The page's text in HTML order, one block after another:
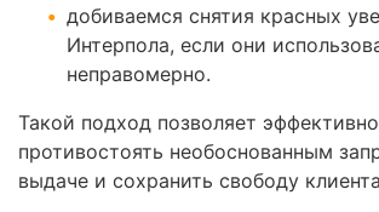
добиваемся снятия красных
Интерпола, если они
неправомерно.
Такой подход позволяет эффективно
противостоять необоснованным
выдаче и сохранить свободу